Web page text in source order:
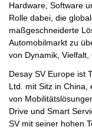
Hardware, Software
Rolle dabei, die
maßgeschneiderte
Automobilmarkt zu
von Dynamik,
Desay SV Europe ist
Ltd. mit Sitz in
von
Drive und Smart
SV mit seiner hohen